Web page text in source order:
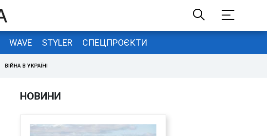
WAVE STYLER СПЕЦПРОЄКТИ
ВІЙНА В УКРАЇНІ
НОВИНИ